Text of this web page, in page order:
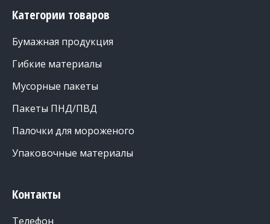
Категории товаров
Бумажная продукция
Гибкие материалы
Мусорные пакеты
Пакеты ПНД/ПВД
Палочки для мороженого
Упаковочные материалы
Контакты
Телефон